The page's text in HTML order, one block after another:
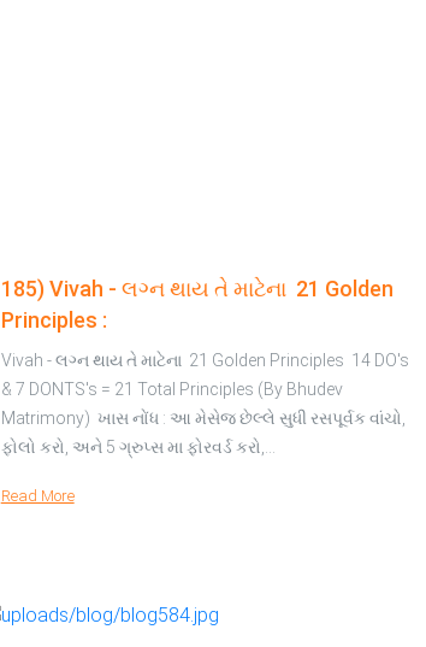
185) Vivah - લગ્ન થાય તે માટેના 21 Golden
Principles :
Vivah - લગ્ન થાય તે માટેના 21 Golden Principles 14 DO's
& 7 DONTS's = 21 Total Principles (By Bhudev
Matrimony) ખાસ નોંધ : આ મેસેજ છેલ્લે સુધી રસપૂર્વક વાંચો,
ફોલો કરો, અને 5 ગ્રુપ્સ મા ફોરવર્ડ કરો,…
Read More